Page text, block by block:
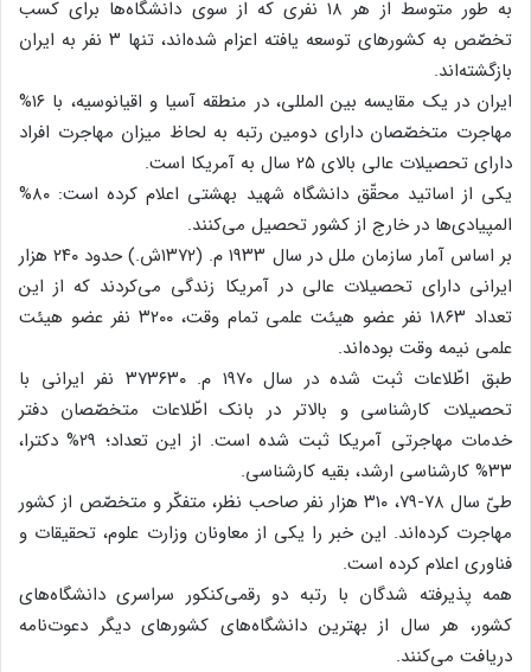
به طور متوسط از هر ۱۸ نفری که از سوی دانشگاه‌ها برای کسب
تخصّص به کشورهای توسعه یافته اعزام شده‌اند، تنها ۳ نفر به ایران
بازگشته‌اند.
ایران در یک مقایسه بین المللی، در منطقه آسیا و اقیانوسیه، با ۱۶%
مهاجرت متخصّصان دارای دومین رتبه به لحاظ میزان مهاجرت افراد
دارای تحصیلات عالی بالای ۲۵ سال به آمریکا است.
یکی از اساتید محقّق دانشگاه شهید بهشتی اعلام کرده است: ۸۰%
المپیادی‌ها در خارج از کشور تحصیل می‌کنند.
بر اساس آمار سازمان ملل در سال ۱۹۳۳ م. (۱۳۷۲ش.) حدود ۲۴۰ هزار
ایرانی دارای تحصیلات عالی در آمریکا زندگی می‌کردند که از این
تعداد ۱۸۶۳ نفر عضو هیئت علمی تمام وقت، ۳۲۰۰ نفر عضو هیئت
علمی نیمه وقت بوده‌اند.
طبق اطّلاعات ثبت شده در سال ۱۹۷۰ م. ۳۷۳۶۳۰ نفر ایرانی با
تحصیلات کارشناسی و بالاتر در بانک اطّلاعات متخصّصان دفتر
خدمات مهاجرتی آمریکا ثبت شده است. از این تعداد؛ ۲۹% دکترا،
۳۳% کارشناسی ارشد، بقیه کارشناسی.
طیّ سال ۷۸-۷۹، ۳۱۰ هزار نفر صاحب نظر، متفکّر و متخصّص از کشور
مهاجرت کرده‌اند. این خبر را یکی از معاونان وزارت علوم، تحقیقات و
فناوری اعلام کرده است.
همه پذیرفته شدگان با رتبه دو رقمی‌کنکور سراسری دانشگاه‌های
کشور، هر سال از بهترین دانشگاه‌های کشورهای دیگر دعوت‌نامه
دریافت می‌کنند.